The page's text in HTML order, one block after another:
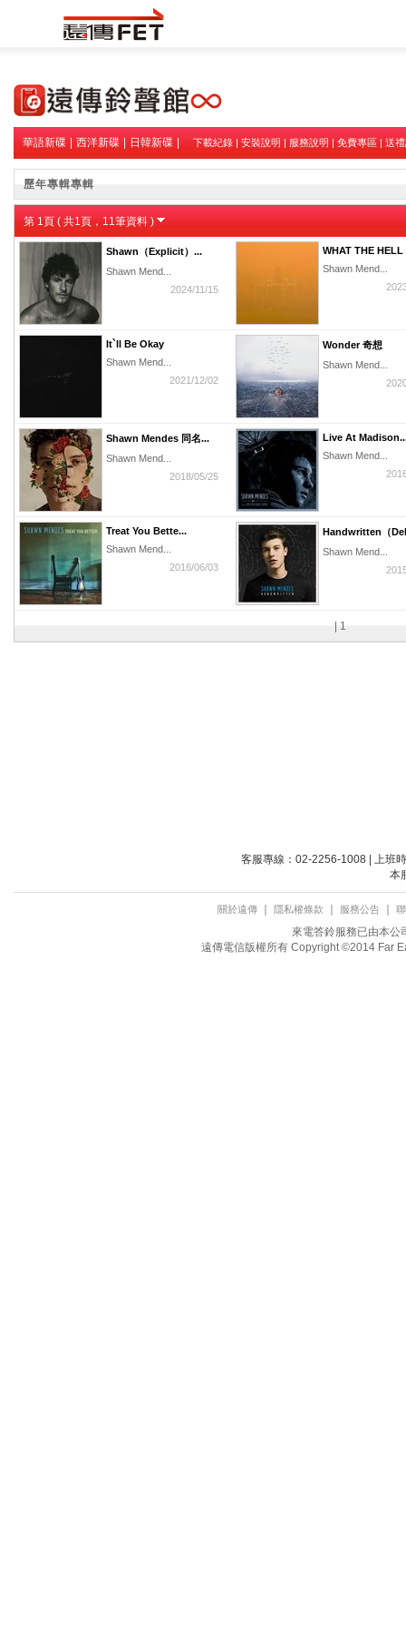
華語新碟 西洋新碟 日韓新碟 下載紀錄 | 安裝說明 | 服務說明 | 免費專區 | 送
歷年專輯專輯
第 1頁 ( 共1頁， 11筆資料 )
Shawn（Explicit）...
Shawn Mend...
2024/11/15
WHAT THE HELL
Shawn Mend...
It`ll Be Okay
Shawn Mend...
2021/12/02
Wonder 奇想
Shawn Mend...
Shawn Mendes 同名...
Shawn Mend...
2018/05/25
Live At
Shawn Mend...
Treat You Bette...
Shawn Mend...
2016/06/03
Handwritten（
Shawn Mend...
1
客服專線：02-2256-1008 | 上班
本
關於遠傳｜ 隱私權條款 服務公告｜
來電答鈴服務已由本公
遠傳電信版權所有 Copyright ©2014 Far